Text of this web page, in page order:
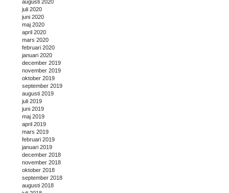
augusti 2020
juli 2020
juni 2020
maj 2020
april 2020
mars 2020
februari 2020
januari 2020
december 2019
november 2019
oktober 2019
september 2019
augusti 2019
juli 2019
juni 2019
maj 2019
april 2019
mars 2019
februari 2019
januari 2019
december 2018
november 2018
oktober 2018
september 2018
augusti 2018